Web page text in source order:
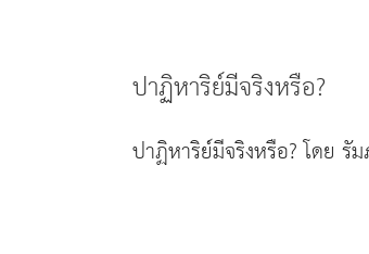
ปาฏิหาริย์มีจริงหรือ?
ปาฏิหาริย์มีจริงหรือ? โดย